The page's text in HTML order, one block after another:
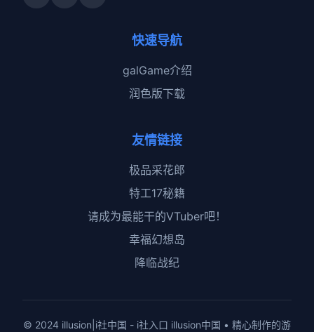
快速导航
galGame介绍
润色版下载
友情链接
极品采花郎
特工17秘籍
请成为最能干的VTuber吧！
幸福幻想岛
降临战纪
© 2024 illusion|i社中国 - i社入口 illusion中国 • 精心制作的游